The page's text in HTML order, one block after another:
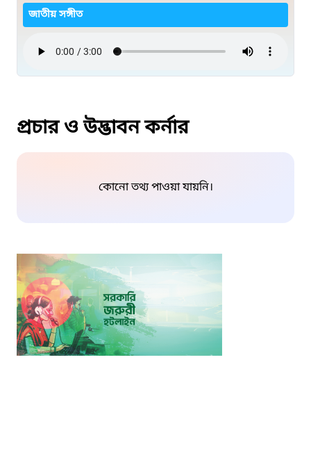
জাতীয় সঙ্গীত
প্রচার ও উদ্ভাবন কর্নার
কোনো তথ্য পাওয়া যায়নি।